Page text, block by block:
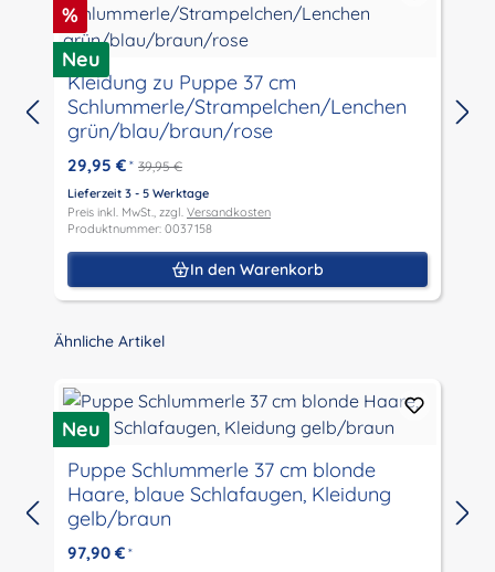
Rabatt
%
Neu
Kleidung zu Puppe 37 cm
Schlummerle/Strampelchen/Lenchen
grün/blau/braun/rose
29,95 € * 39,95 €
Lieferzeit 3 - 5 Werktage
Preis inkl. MwSt., zzgl. Versandkosten
Produktnummer: 0037158
In den Warenkorb
Produktgalerie überspringen
Ähnliche Artikel
Neu
Puppe Schlummerle 37 cm blonde
Haare, blaue Schlafaugen, Kleidung
gelb/braun
97,90 € *